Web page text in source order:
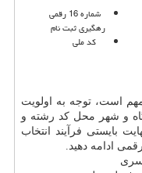
شماره 16 رقمی
رهگیری ثبت نام
کد ملی
است، توجه به اولویت
و شهر محل کد رشته و
بایستی فرآیند انتخاب